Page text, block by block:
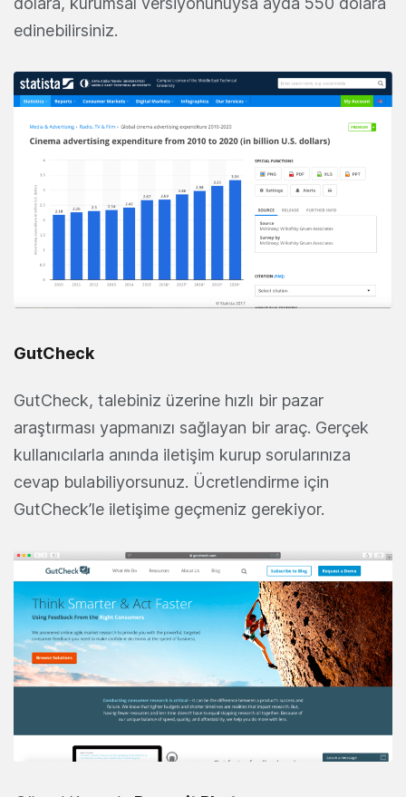
edinebilirsiniz.
GutCheck
GutCheck, talebiniz üzerine hızlı bir pazar
araştırması yapmanızı sağlayan bir araç. Gerçek
kullanıcılarla anında iletişim kurup sorularınıza
cevap bulabiliyorsunuz. Ücretlendirme için
GutCheck’le iletişime geçmeniz gerekiyor.